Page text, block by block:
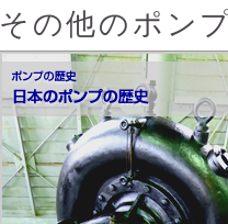
その他のポン